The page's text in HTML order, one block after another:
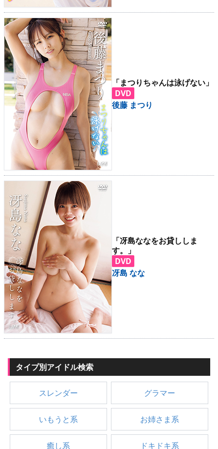
「まつりちゃんは泳げない」
DVD
後藤 まつり
「冴島ななをお貸ししま
す。」
DVD
冴島 なな
タイプ別アイドル検索
スレンダー グラマー
いもうと系 お姉さま系
癒し系 ドキドキ系